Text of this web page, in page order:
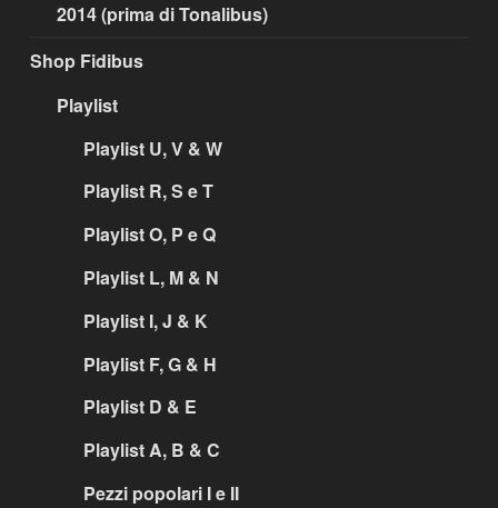
2014 (prima di Tonalibus)
Shop Fidibus
Playlist
Playlist U, V & W
Playlist R, S e T
Playlist O, P e Q
Playlist L, M & N
Playlist I, J & K
Playlist F, G & H
Playlist D & E
Playlist A, B & C
Pezzi popolari I e II